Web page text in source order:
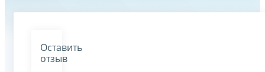
Оставить
отзыв